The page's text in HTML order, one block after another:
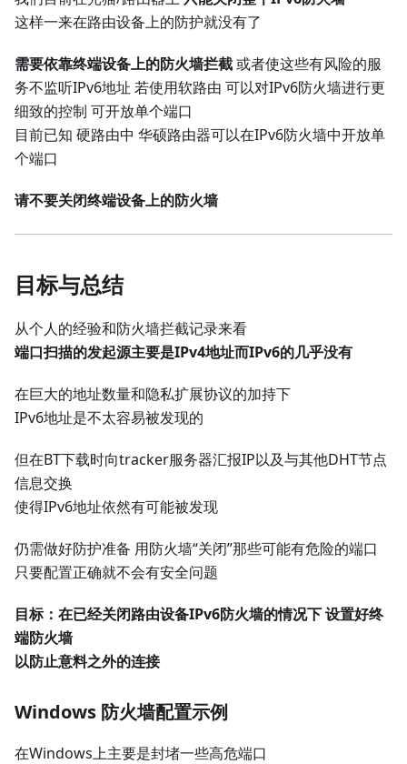
这样一来在路由设备上的防护就没有了
需要依靠终端设备上的防火墙拦截或者使这些有风险的服
务不监听IPv6地址 若使用软路由 可以对IPv6防火墙进行更
细致的控制 可开放单个端口
目前已知 硬路由中 华硕路由器可以在IPv6防火墙中开放单
个端口
请不要关闭终端设备上的防火墙
目标与总结
从个人的经验和防火墙拦截记录来看
端口扫描的发起源主要是IPv4地址而IPv6的几乎没有
在巨大的地址数量和隐私扩展协议的加持下
IPv6地址是不太容易被发现的
但在BT下载时向tracker服务器汇报IP以及与其他DHT节点
信息交换
使得IPv6地址依然有可能被发现
仍需做好防护准备 用防火墙“关闭”那些可能有危险的端口
只要配置正确就不会有安全问题
目标：在已经关闭路由设备IPv6防火墙的情况下 设置好终
端防火墙
以防止意料之外的连接
Windows 防火墙配置示例
在Windows上主要是封堵一些高危端口